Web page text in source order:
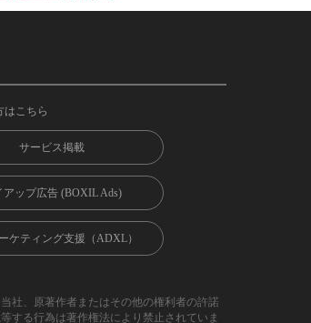
はこちら
サービス掲載
アップ広告 (BOXIL Ads)
ケティング支援（ADXL）
社、原著作者またはその他の権利者の許諾
する行為は著作権法により禁止されていま